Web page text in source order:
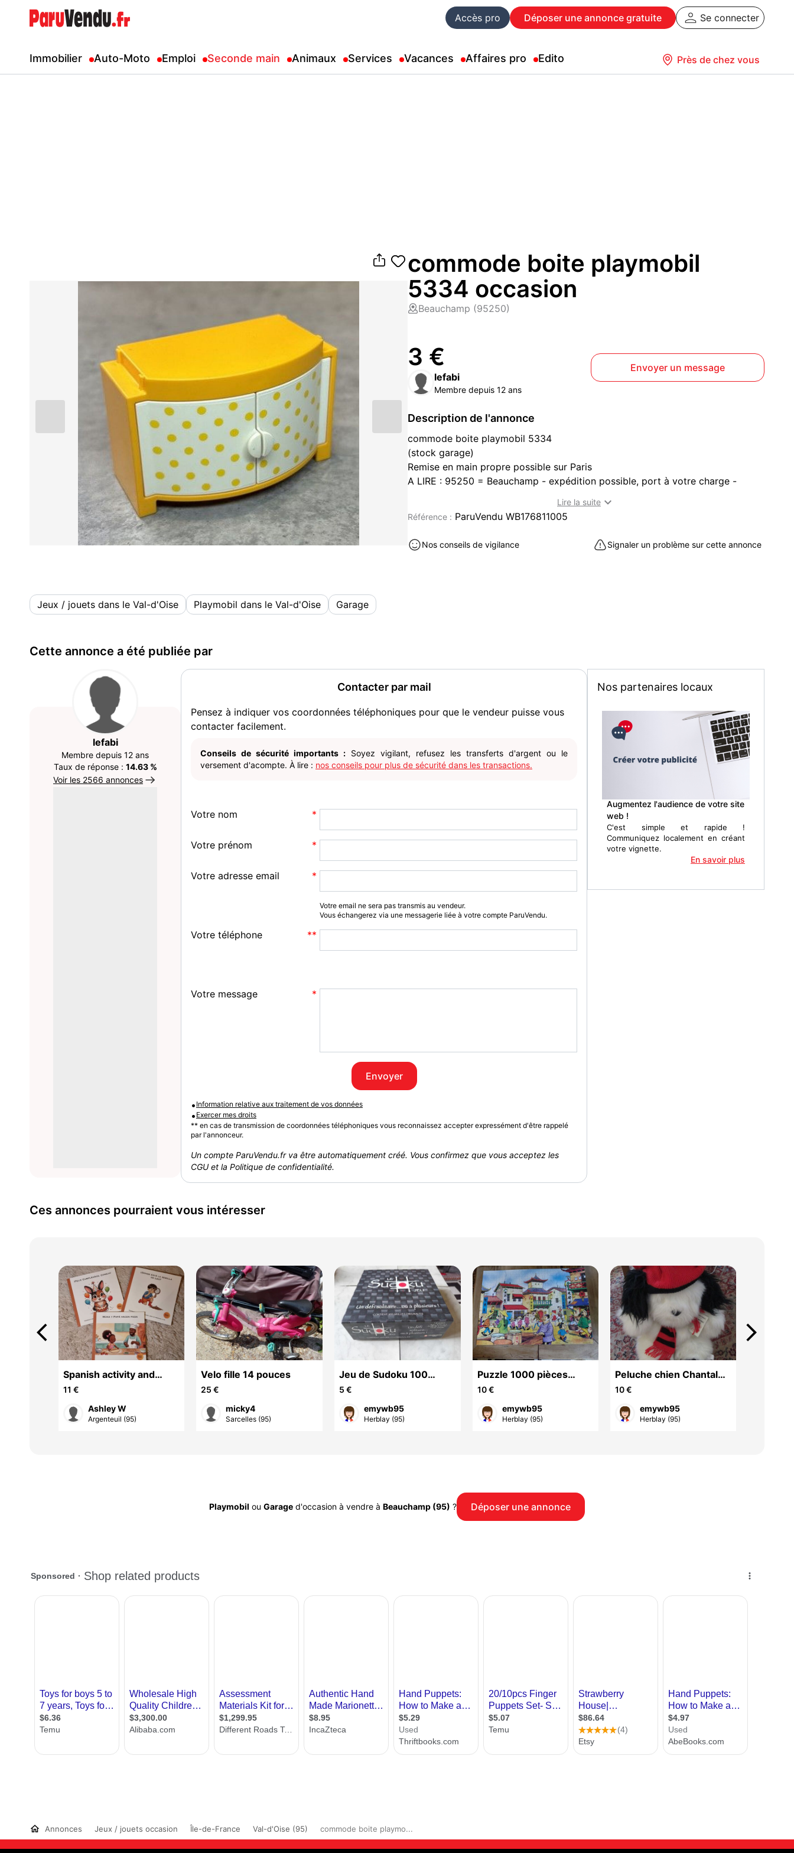
Accès pro Déposer une annonce gratuite Se connecter
Immobilier Auto-Moto Emploi Seconde main Animaux Services Vacances Affaires pro Edito Près de chez vous
commode boite playmobil
5334 occasion
Beauchamp (95250)
3 €
lefabi
Membre depuis 12 ans
Envoyer un message
Description de l'annonce
commode boite playmobil 5334
(stock garage)
Remise en main propre possible sur Paris
A LIRE : 95250 = Beauchamp - expédition possible, port à votre charge -
Jeux / jouets occasion à vendre à Beauchamp (95250)
Lire la suite 
Référence : ParuVendu WB176811005
Nos conseils de vigilance Signaler un problème sur cette annonce
Jeux / jouets dans le Val-d'Oise Playmobil dans le Val-d'Oise Garage
Cette annonce a été publiée par
lefabi
Membre depuis 12 ans
Taux de réponse : 14.63 %
Voir les 2566 annonces
Contacter par mail
Pensez à indiquer vos coordonnées téléphoniques pour que le vendeur puisse vous
contacter facilement.
Conseils de sécurité importants : Soyez vigilant, refusez les transferts d'argent ou le
versement d'acompte. À lire : nos conseils pour plus de sécurité dans les transactions.
Votre nom
Votre prénom
Votre adresse email
Votre email ne sera pas transmis au vendeur.
Vous échangerez via une messagerie liée à votre compte ParuVendu.
Votre téléphone
Votre message
Envoyer
• Information relative aux traitement de vos données
• Exercer mes droits
** en cas de transmission de coordonnées téléphoniques vous reconnaissez accepter expressément d'être rappelé
par l'annonceur.
Un compte ParuVendu.fr va être automatiquement créé. Vous confirmez que vous acceptez les
CGU et la Politique de confidentialité.
Nos partenaires locaux
Augmentez l'audience de votre site
web !
C'est simple et rapide !
Communiquez localement en créant
votre vignette.
En savoir plus
Ces annonces pourraient vous intéresser
Spanish activity and
storybooks for kids 3-6 |
Libro de cuen
11 €
Ashley W
Argenteuil (95)
Velo fille 14 pouces
25 €
micky4
Sarcelles (95)
Jeu de Sudoku 100
grilles
5 €
emywb95
Herblay (95)
Puzzle 1000 pièces
Lucky Luke
10 €
emywb95
Herblay (95)
Peluche chien Chantal
Thomas Galeries
10 €
emywb95
Herblay (95)
arrow_back_ios arrow_forward_ios
Playmobil ou Garage d'occasion à vendre à Beauchamp (95) ? Déposer une annonce
Annonces Jeux / jouets occasion Île-de-France Val-d'Oise (95) commode boite playmo...